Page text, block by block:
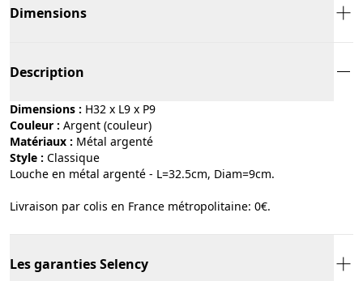
Dimensions
Description
Dimensions : H32 x L9 x P9
Couleur :
argent (couleur)
Matériaux :
métal argenté
Style :
classique
Louche en métal argenté - L=32.5cm, Diam=9cm.
Livraison par colis en France métropolitaine: 0€.
Les garanties Selency